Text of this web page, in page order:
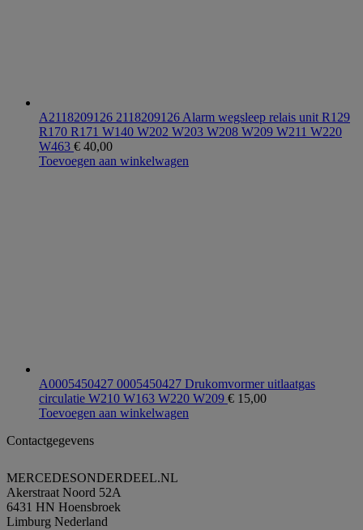
A2118209126 2118209126 Alarm wegsleep relais unit R129
R170 R171 W140 W202 W203 W208 W209 W211 W220
W463 € 40,00
Toevoegen aan winkelwagen
A0005450427 0005450427 Drukomvormer uitlaatgas
circulatie W210 W163 W220 W209 € 15,00
Toevoegen aan winkelwagen
Contactgegevens
MERCEDESONDERDEEL.NL
Akerstraat Noord 52A
6431 HN Hoensbroek
Limburg Nederland